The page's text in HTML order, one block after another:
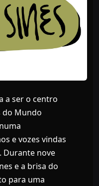
a ser o centro
do Mundo
e vozes vindas
Durante nove
e a brisa do
para uma